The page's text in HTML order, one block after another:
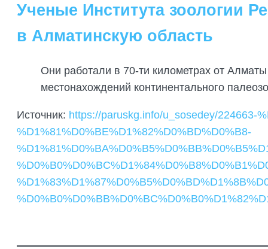
Ученые Института зоологии
в Алматинскую область
Они работали в 70-ти километрах от
местонахождений континентального
Источник: https://paruskg.info/u_sosedey/224663-
%D1%81%D0%BE%D1%82%D0%BD%D0%B8-